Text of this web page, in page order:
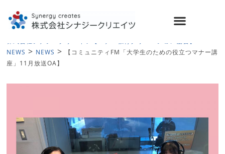
NEWS > NEWS >
【コミュニティFM「大学生のための役立つマナー講
座」11月放送OA】